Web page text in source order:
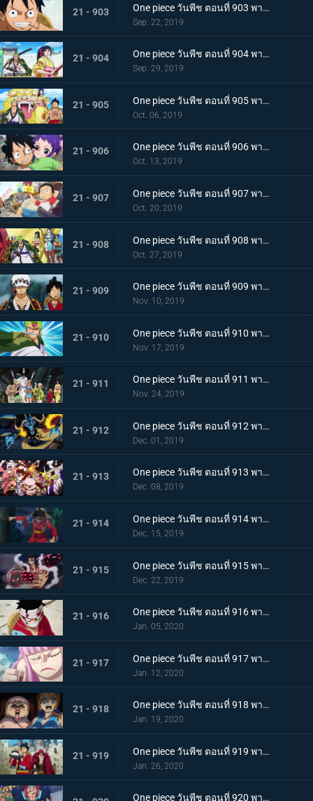
21 - 903 One piece วันพีช ตอนที่ 903 พากย์ไทย ตัดสินผลซูโม่ หมวกฟาง vs โยโกสุนะสุดแกร่ง!
Sep. 22, 2019
21 - 904 One piece วันพีช ตอนที่ 904 พากย์ไทย ลูฟี่เดือดจัด ช่วยทามะจากอันตราย!
Sep. 29, 2019
21 - 905 One piece วันพีช ตอนที่ 905 พากย์ไทย การชิงโอทามะคืน! ศึกอันดุเดือดกับโฮลด์เดม!
Oct. 06, 2019
21 - 906 One piece วันพีช ตอนที่ 906 พากย์ไทย ดวลตัวต่อตัว ระหว่างหมอผีกับหมอแห่งความตาย!
Oct. 13, 2019
21 - 907 One piece วันพีช ตอนที่ 907 พากย์ไทย ตอนพิเศษ ฉลองวันพีซครบรอบ 20 ปี "โรแมนซ์ดอวน์"
Oct. 20, 2019
21 - 908 One piece วันพีช ตอนที่ 908 พากย์ไทย เรือสมบัติมาถึงแล้ว ลูฟี่ทาโร่แทนคุณ!
Oct. 27, 2019
21 - 909 One piece วันพีช ตอนที่ 909 พากย์ไทย สุสานแสนลึกลับ การพบกันอีกครั้งที่ซากปราสาทโอเด้ง!
Nov. 10, 2019
21 - 910 One piece วันพีช ตอนที่ 910 พากย์ไทย ซามูไรในตำนาน ชายผู้ที่โรเจอร์หลงใหล!
Nov. 17, 2019
21 - 911 One piece วันพีช ตอนที่ 911 พากย์ไทย เริ่มแผนการลับ เปิดฉากโค่นหนึ่งในสี่จักรพรรดิ
Nov. 24, 2019
21 - 912 One piece วันพีช ตอนที่ 912 พากย์ไทย ชายผู้แข็งแกร่งที่สุด หัวหน้ากองโจรสุดแกร่งชูเท็นมารุ!
Dec. 01, 2019
21 - 913 One piece วันพีช ตอนที่ 913 พากย์ไทย พ่ายแพ้อย่างหมดรูป ลมหายใจพิโรธของไคโด!
Dec. 08, 2019
21 - 914 One piece วันพีช ตอนที่ 914 พากย์ไทย การต่อสู้อันดุเดือด ลูฟี่ที่บุกเข้าใส่ปะทะไคโด
Dec. 15, 2019
21 - 915 One piece วันพีช ตอนที่ 915 พากย์ไทย การทำลายล้าง! ท่าไม้ตายเผด็จศึกอัสนีแปดทิศ!
Dec. 22, 2019
21 - 916 One piece วันพีช ตอนที่ 916 พากย์ไทย ลูฟี่ผู้ถูกเย้ยหยัน นรกบนดินที่เหมืองนักโทษ
Jan. 05, 2020
21 - 917 One piece วันพีช ตอนที่ 917 พากย์ไทย ดินแดนศักดิ์สิทธิ์สั่นคลอน หนวดดำ 1 ใน 4 จักรพรรดิผู้ไม่เกรงกลัวใคร
Jan. 12, 2020
21 - 918 One piece วันพีช ตอนที่ 918 พากย์ไทย เริ่มดำเนินการ แผนการใหญ่โค่นล้มไคโด!
Jan. 19, 2020
21 - 919 One piece วันพีช ตอนที่ 919 พากย์ไทย ความโกลาหล! นักโทษลูฟี่กับคิด!
Jan. 26, 2020
One piece วันพีช ตอนที่ 920 พากย์ไทย ร้านสุดดัง! โซบะหมายเลข 18 ของซันจิ!